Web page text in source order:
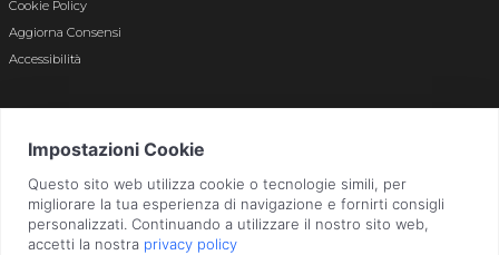
Cookie Policy
Aggiorna Consensi
Accessibilità
Bergamo n. 01496180165 · Capitale Sociale i.v. € 800.000,00